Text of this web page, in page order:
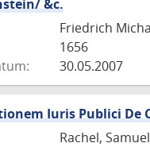
&c.
Friedrich
1656
30.05.2007
Iuris Publici De
Rachel,